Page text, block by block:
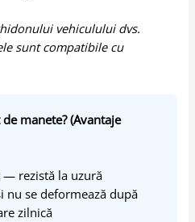
vehiculului dvs.
sunt compatibile cu
manete? (Avantaje
— rezistă la uzură
nu se deformează după
zilnică